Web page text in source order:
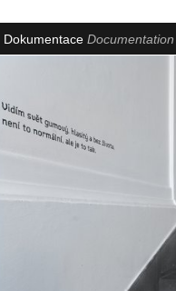
Dokumentace